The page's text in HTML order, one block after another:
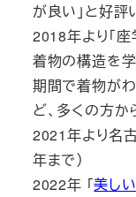
が良い」と好評
2018年より「座
着物の構造を
期間で着物がわ
ど、多くの方か
2021年より名
年まで）
2022年 「美し